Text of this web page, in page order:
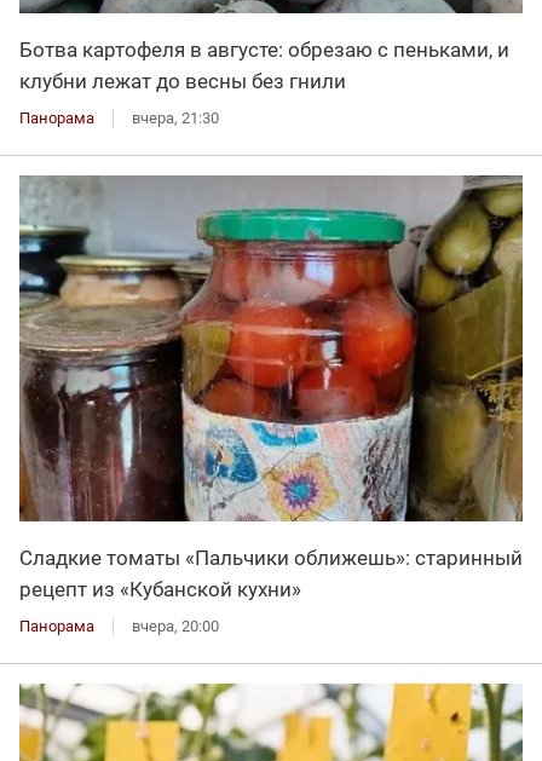
Ботва картофеля в августе: обрезаю с пеньками, и
клубни лежат до весны без гнили
Панорама вчера, 21:30
Сладкие томаты «Пальчики оближешь»: старинный
рецепт из «Кубанской кухни»
Панорама вчера, 20:00